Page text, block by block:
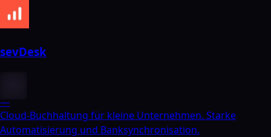
sevDesk
—
Cloud-Buchhaltung für kleine Unternehmen. Starke
Automatisierung und Banksynchronisation.